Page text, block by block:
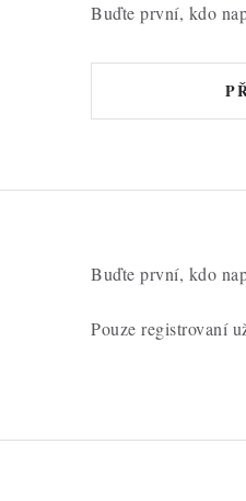
Buďte první, kdo
Buďte první, kdo
Pouze registrovaní